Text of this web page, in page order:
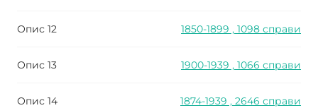
Опис 12 1850-1899 , 1098 справи
Опис 13 1900-1939 , 1066 справи
Опис 14 1874-1939 , 2646 справи